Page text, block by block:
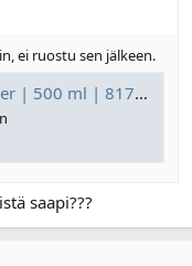
ei ruostu sen jälkeen.
| 500 ml | 817030
saapi???